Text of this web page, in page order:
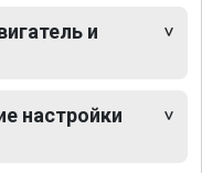
и
настройки